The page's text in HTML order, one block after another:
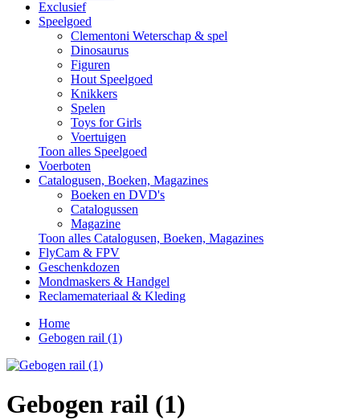
Exclusief
Speelgoed
Clementoni Weterschap & spel
Dinosaurus
Figuren
Hout Speelgoed
Knikkers
Spelen
Toys for Girls
Voertuigen
Toon alles Speelgoed
Voerboten
Catalogusen, Boeken, Magazines
Boeken en DVD's
Catalogussen
Magazine
Toon alles Catalogusen, Boeken, Magazines
FlyCam & FPV
Geschenkdozen
Mondmaskers & Handgel
Reclamemateriaal & Kleding
Home
Gebogen rail (1)
Gebogen rail (1)